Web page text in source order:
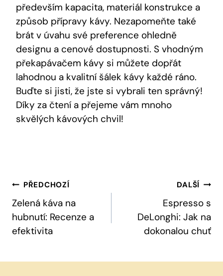
především kapacita,⁤ materiál konstrukce a
způsob přípravy kávy. Nezapomeňte také
brát v úvahu své preference ohledně
designu a cenové dostupnosti. S⁢ vhodným
překapávačem kávy si můžete dopřát
lahodnou a kvalitní ⁣šálek kávy každé ráno.
Buďte si jisti, že​ jste si vybrali ten správný!
Díky za čtení a přejeme vám mnoho
skvělých kávových chvil!
Navigace
Pro
Příspěvek
PŘEDCHOZÍ
Zelená káva na
hubnutí: Recenze a
efektivita
DALŠÍ
Espresso s
DeLonghi: Jak na
dokonalou chuť